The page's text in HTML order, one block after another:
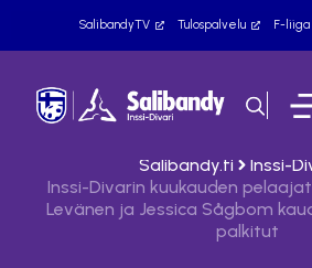
SalibandyTV Tulospalvelu F-liiga
Salibandy.fi
Inssi-
Inssi-Divarin kuukauden
Levänen ja Jessica Sågbom
palkitut